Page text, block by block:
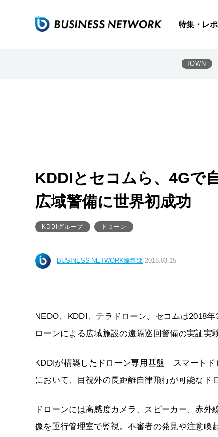
特集・レ
IOWN
KDDIとセコムら、4Gで
広域警備に世界初成功
KDDIグループ ドローン
BUSINESS NETWORK編集部 2018.03.15
NEDO、KDDI、テラドローン、セコムは2018
ローンによる広域施設の遠隔巡回警備の実証実
KDDIが構築したドローン専用基盤「スマート
において、目視外の長距離自律飛行が可能なド
ドローンには高感度カメラ、スピーカー、赤
像を運行管理室で監視。不審者の発見や注意